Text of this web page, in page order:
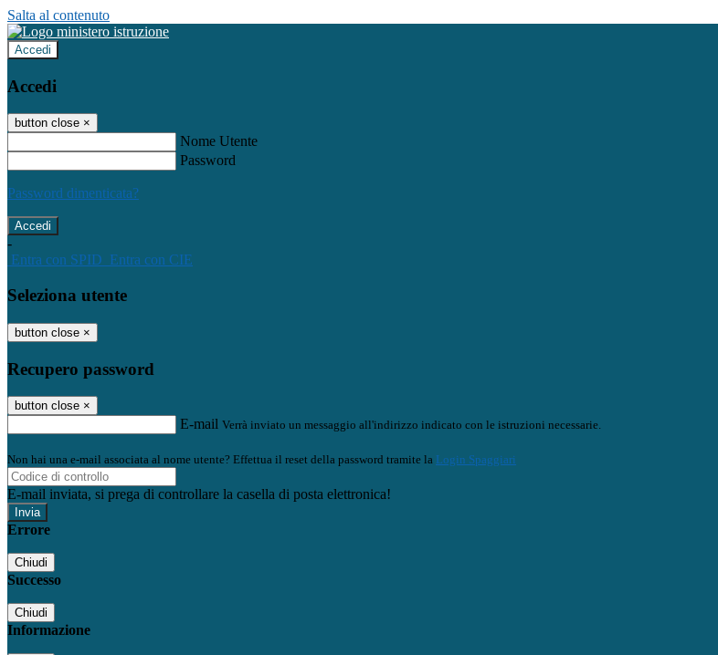
Salta al contenuto
Accedi
Accedi
button close ×
Nome Utente
Password
Password dimenticata?
-
Entra con SPID Entra con CIE
Seleziona utente
button close ×
Recupero password
button close ×
E-mail Verrà inviato un messaggio all'indirizzo indicato con le istruzioni necessarie.
Non hai una e-mail associata al nome utente? Effettua il reset della password tramite la Login Spaggiari
E-mail inviata, si prega di controllare la casella di posta elettronica!
Errore
Chiudi
Successo
Chiudi
Informazione